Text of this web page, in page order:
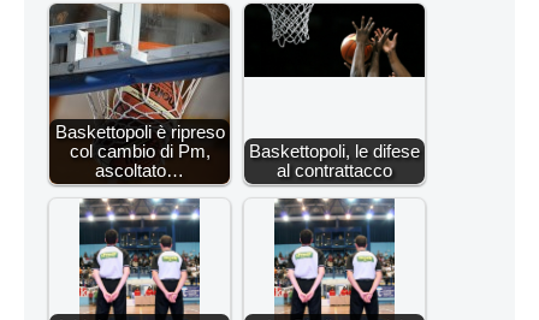
Baskettopoli è ripreso
col cambio di Pm,
ascoltato…
Baskettopoli, le difese
al contrattacco